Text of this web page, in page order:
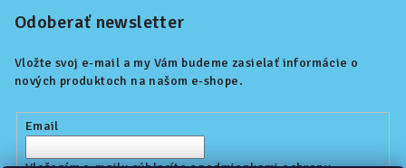
Odoberať newsletter
Vložte svoj e-mail a my Vám budeme zasielať informácie o
nových produktoch na našom e-shope.
Email